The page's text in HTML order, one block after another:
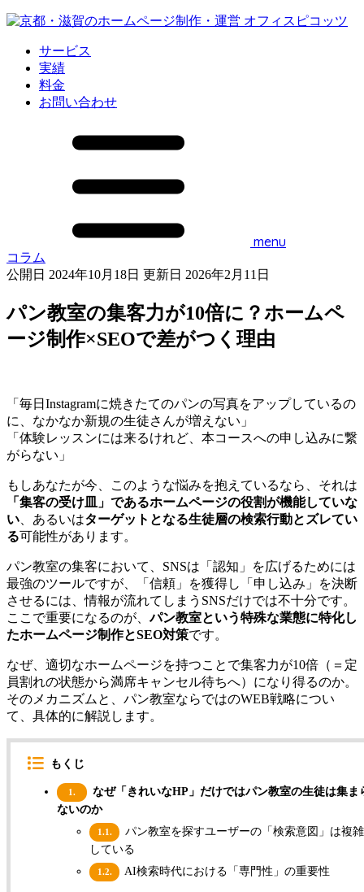
サービス
実績
料金
お問い合わせ
menu
コラム
公開日 2024年10月18日 更新日 2026年2月11日
パン教室の集客力が10倍に？ホームペ
ージ制作×SEOで差がつく理由
「毎日Instagramに焼きたてのパンの写真をアップしているの
に、なかなか新規の生徒さんが増えない」
「体験レッスンには来るけれど、本コースへの申し込みに繋
がらない」
もしあなたが今、このような悩みを抱えているなら、それは
「集客の受け皿」であるホームページの役割が機能していな
い 、あるいはターゲットとなる生徒層の検索行動とズレてい
る可能性があります。
パン教室の集客において、SNSは「認知」を広げるためには
最強のツールですが、「信頼」を獲得し「申し込み」を決断
させるには、情報が流れてしまうSNSだけでは不十分です。
ここで重要になるのが、パン教室という特殊な業態に特化し
たホームページ制作とSEO対策です。
なぜ、適切なホームページを持つことで集客力が10倍（＝定
員割れの状態から満席キャンセル待ちへ）になり得るのか。
そのメカニズムと、パン教室ならではのWEB戦略につい
て、具体的に解説します。
もくじ
1.
なぜ「きれいなHP」だけではパン教室の生徒は集ま
ないのか
1.1.
パン教室を探すユーザーの「検索意図」は複
している
1.2. AI検索時代における「専門性」の重要性